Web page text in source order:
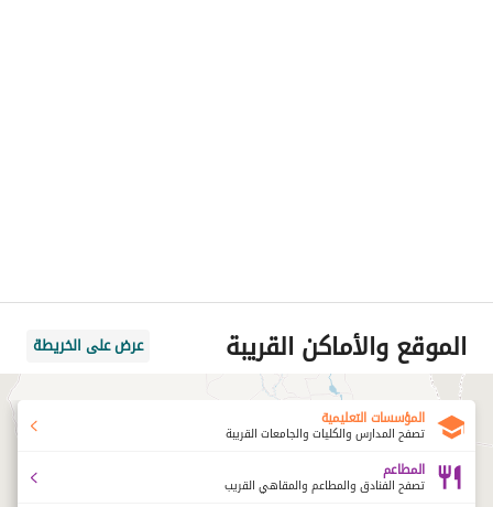
الموقع والأماكن القريبة عرض على الخريطة
المؤسسات التعليمية
تصفح المدارس والكليات والجامعات القريبة
المطاعم
تصفح الفنادق والمطاعم والمقاهي القريب